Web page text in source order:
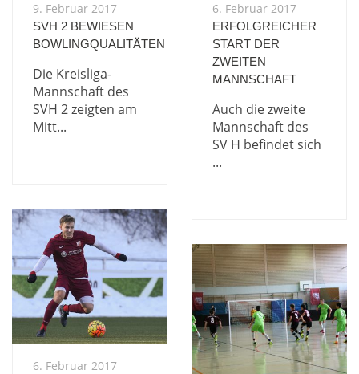
9. Februar 2017
SVH 2 BEWIESEN
BOWLINGQUALITÄTEN
Die Kreisliga-
Mannschaft des
SVH 2 zeigten am
Mitt...
6. Februar 2017
ERFOLGREICHER
START DER
ZWEITEN
MANNSCHAFT
Auch die zweite
Mannschaft des
SV H befindet sich
...
6. Februar 2017